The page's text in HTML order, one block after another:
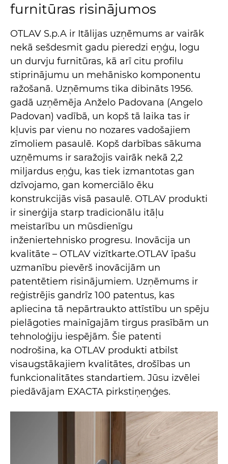
furnitūras risinājumos
OTLAV S.p.A ir Itālijas uzņēmums ar vairāk
nekā sešdesmit gadu pieredzi eņģu, logu
un durvju furnitūras, kā arī citu profilu
stiprinājumu un mehānisko komponentu
ražošanā. Uzņēmums tika dibināts 1956.
gadā uzņēmēja Anželo Padovana (Angelo
Padovan) vadībā, un kopš tā laika tas ir
kļuvis par vienu no nozares vadošajiem
zīmoliem pasaulē. Kopš darbības sākuma
uzņēmums ir saražojis vairāk nekā 2,2
miljardus eņģu, kas tiek izmantotas gan
dzīvojamo, gan komerciālo ēku
konstrukcijās visā pasaulē. OTLAV produkti
ir sinerģija starp tradicionālu itāļu
meistarību un mūsdienīgu
inženiertehnisko progresu. Inovācija un
kvalitāte – OTLAV vizītkarte.OTLAV īpašu
uzmanību pievērš inovācijām un
patentētiem risinājumiem. Uzņēmums ir
reģistrējis gandrīz 100 patentus, kas
apliecina tā nepārtraukto attīstību un spēju
pielāgoties mainīgajām tirgus prasībām un
tehnoloģiju iespējām. Šie patenti
nodrošina, ka OTLAV produkti atbilst
visaugstākajiem kvalitātes, drošības un
funkcionalitātes standartiem. Jūsu izvēlei
piedāvājam EXACTA pirkstiņeņģes.